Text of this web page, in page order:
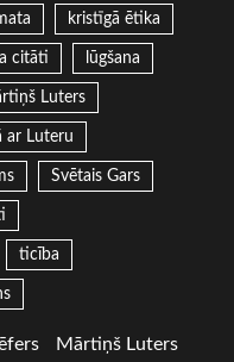
kristīgā ētika
citāti lūgšana
Luters
ar Luteru
Svētais Gars
ticība
Mārtiņš Luters